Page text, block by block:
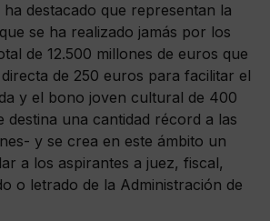
destacado que representan la
se ha realizado jamás por los
de 12.500 millones de euros que
de 250 euros para facilitar el
y el bono joven cultural de 400
destina una cantidad récord a las
y se crea en este ámbito un
a los aspirantes a juez, fiscal,
o letrado de la Administración de